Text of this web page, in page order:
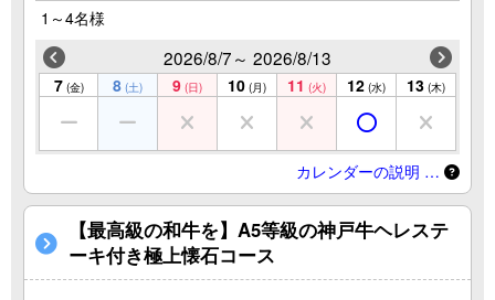
1～4名様
2026/8/7～ 2026/8/13
7 (金) 8 (土) 9 (日) 10 (月) 11 (火) 12 (水) 13 (木)
カレンダーの説明 …
【最高級の和牛を】A5等級の神戸牛ヘレステ
ーキ付き極上懐石コース